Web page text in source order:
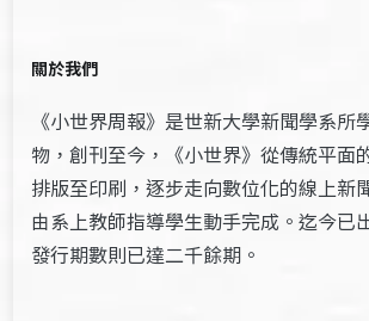
關於我們
《小世界周報》是世新大學新聞學系所
物，創刊至今，《小世界》從傳統平面
排版至印刷，逐步走向數位化的線上新
由系上教師指導學生動手完成。迄今已
發行期數則已達二千餘期。